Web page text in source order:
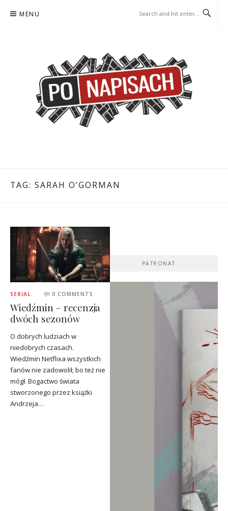
MENU
TAG: SARAH O’GORMAN
SERIAL 0 COMMENTS
Wiedźmin – recenzja
dwóch sezonów
O dobrych ludziach w
niedobrych czasach.
Wiedźmin Netflixa wszystkich
fanów nie zadowolił, bo też nie
mógł. Bogactwo świata
stworzonego przez książki
Andrzeja…
PATRONAT